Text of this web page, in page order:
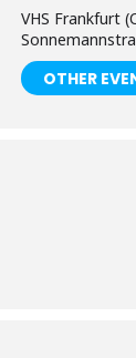
VHS Frankfurt
OTHER